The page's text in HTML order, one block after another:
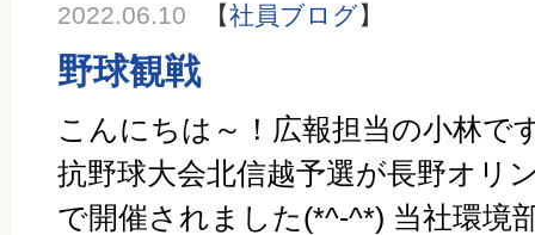
2022.06.10 【社員ブログ】
野球観戦
こんにちは～！広報担当の小林で
抗野球大会北信越予選が長野オリ
で開催されました(*^-^*) 当社環境